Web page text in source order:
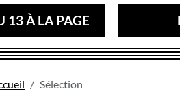
13 À LA PAGE
Sélection